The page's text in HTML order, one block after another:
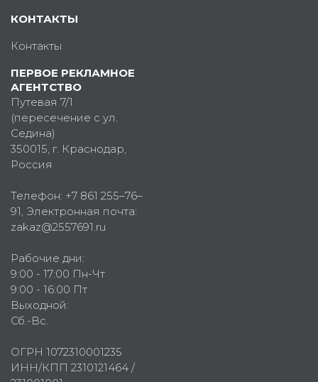
КОНТАКТЫ
Контакты
ПЕРВОЕ РЕКЛАМНОЕ
АГЕНТСТВО
Путевая 7/1
(пересечение с ул.
Седина)
350015, г. Краснодар,
Россия
Телефон: +7 861 255–76–
91, Электронная почта:
zakaz@2557691.ru
Рабочие дни:
9:00 - 17:00 Пн-Чт
9:00 - 16:00 Пт
Выходной:
Сб.-Вс.
ОГРН 1072310001235
ИНН/КПП 2310121464 /